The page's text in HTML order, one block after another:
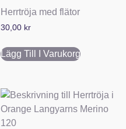
Herrtröja med flätor
30,00 kr
Lägg Till I Varukorg